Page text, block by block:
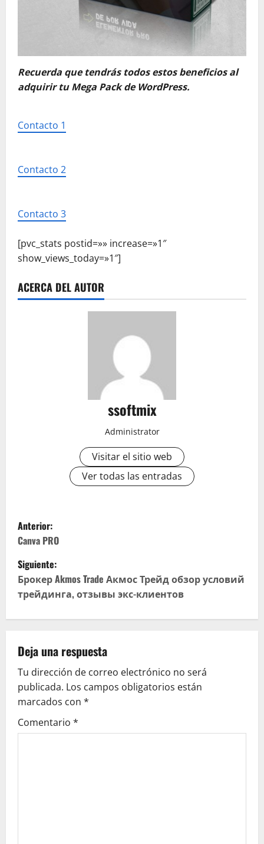
Recuerda que tendrás todos estos beneficios al
adquirir tu Mega Pack de WordPress.
Contacto 1
Contacto 2
Contacto 3
[pvc_stats postid=»» increase=»1″
show_views_today=»1″]
ACERCA DEL AUTOR
ssoftmix
Administrator
Visitar el sitio web
Ver todas las entradas
N
a
v
e
g
a
c
i
ó
Anterior:
Canva PRO
Siguiente:
Брокер Akmos Trade Акмос Трейд обзор условий
трейдинга, отзывы экс-клиентов
Deja una respuesta
Tu dirección de correo electrónico no será
publicada. Los campos obligatorios están
marcados con *
Comentario *